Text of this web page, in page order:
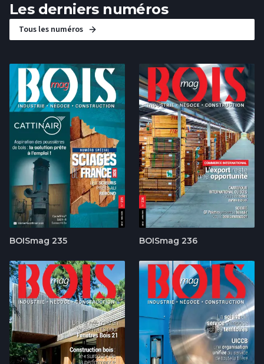
Les derniers numéros
Tous les numéros
BOISmag 235 BOISmag 236